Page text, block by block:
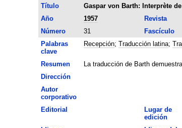
Título
Gaspar von Barth: Interprète
Año
1957 Revista
Número
31 Fascículo
Palabras
clave
Recepción; Traducción latina;
Resumen
La traducción de Barth
Dirección
Autor
corporativo
Editorial
Lugar de
edición